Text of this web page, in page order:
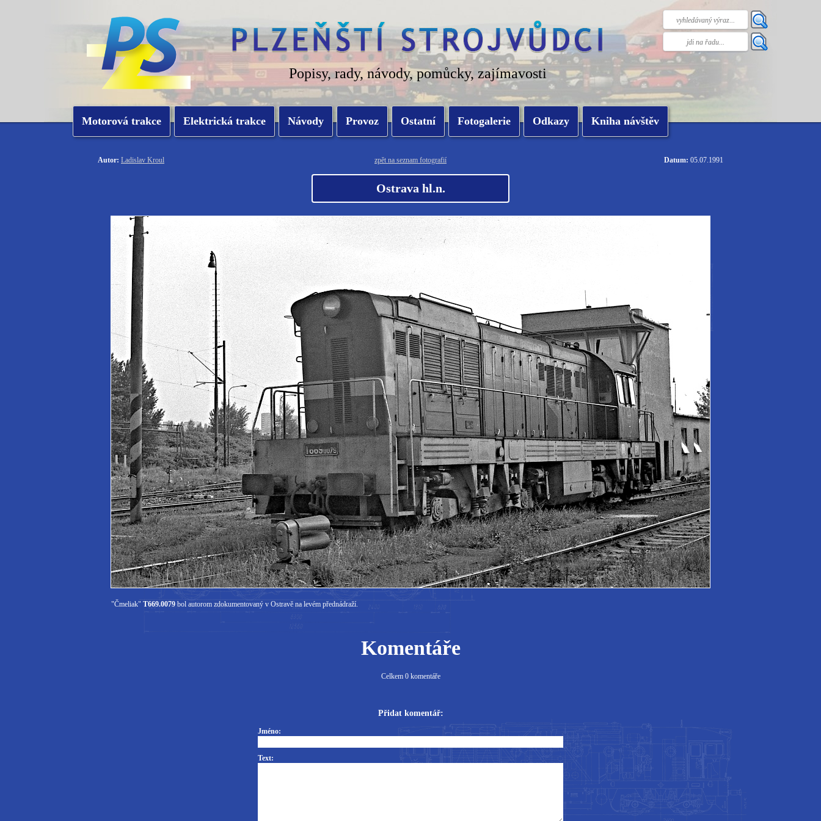
Popisy, rady, návody, pomůcky, zajímavosti
Motorová trakce Elektrická trakce Návody Provoz Ostatní Fotogalerie Odkazy Kniha návštěv
zpět na seznam fotografií
Autor: Ladislav Kroul Datum: 05.07.1991
Ostrava hl.n.
"Čmeliak" T669.0079 bol autorom zdokumentovaný v Ostravě na levém přednádraží.
Komentáře
Celkem 0 komentáře
Přidat komentář:
Jméno:
Text: